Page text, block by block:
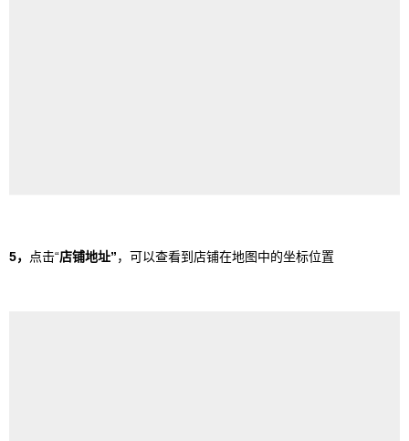
5， 点击“店铺地址”，可以查看到店铺在地图中的坐标位置